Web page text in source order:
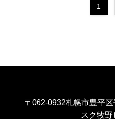
1
〒062-0932札幌市豊平
スク牧野